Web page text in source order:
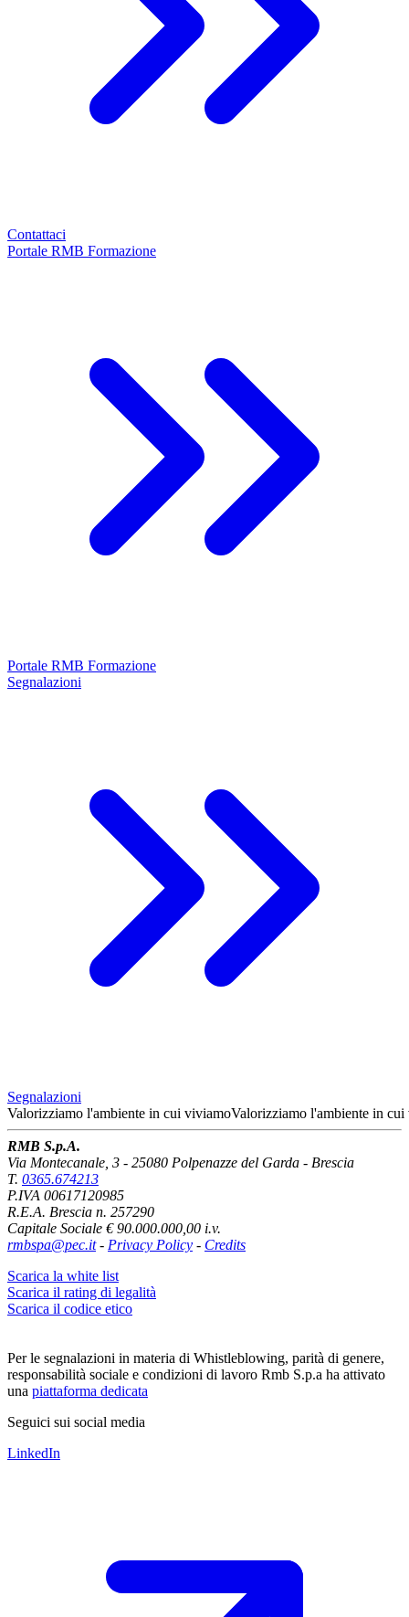
Contattaci
Portale RMB Formazione
Portale RMB Formazione
Segnalazioni
Segnalazioni
Valorizziamo l'ambiente in cui viviamoValorizziamo l'ambiente in cui
RMB S.p.A.
Via Montecanale, 3 - 25080 Polpenazze del Garda - Brescia
T. 0365.674213
P.IVA 00617120985
R.E.A. Brescia n. 257290
Capitale Sociale € 90.000.000,00 i.v.
rmbspa@pec.it- Privacy Policy - Credits
Scarica la white list
Scarica il rating di legalità
Scarica il codice etico
Per le segnalazioni in materia di Whistleblowing, parità di genere,
responsabilità sociale e condizioni di lavoro Rmb S.p.a ha attivato
una piattaforma dedicata
Seguici sui social media
LinkedIn